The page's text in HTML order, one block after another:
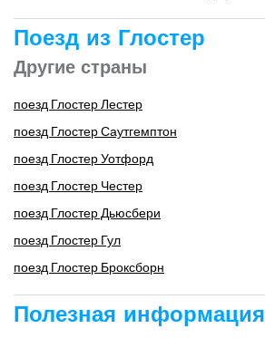
Поезд из Глостер
Другие страны
поезд Глостер Лестер
поезд Глостер Саутгемптон
поезд Глостер Уотфорд
поезд Глостер Честер
поезд Глостер Дьюсбери
поезд Глостер Гул
поезд Глостер Броксборн
Полезная информация